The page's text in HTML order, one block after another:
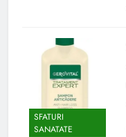
SFATURI
SANATATE